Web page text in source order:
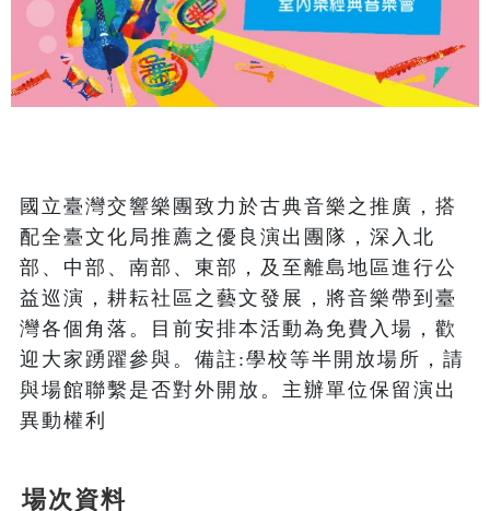
國立臺灣交響樂團致力於古典音樂之推廣，搭
配全臺文化局推薦之優良演出團隊，深入北
部、中部、南部、東部，及至離島地區進行公
益巡演，耕耘社區之藝文發展，將音樂帶到臺
灣各個角落。目前安排本活動為免費入場，歡
迎大家踴躍參與。備註:學校等半開放場所，請
與場館聯繫是否對外開放。主辦單位保留演出
異動權利
場次資料